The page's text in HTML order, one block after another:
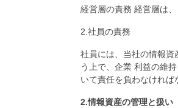
経営層の責務 経営層は
2.社員の責務
社員には、当社の情報資
う上で、企業 利益の維
いて責任を負わなければ
2.情報資産の管理と扱い